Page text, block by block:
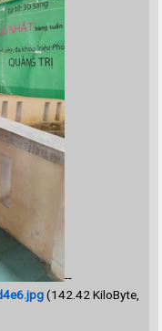
--
(142.42 KiloByte,